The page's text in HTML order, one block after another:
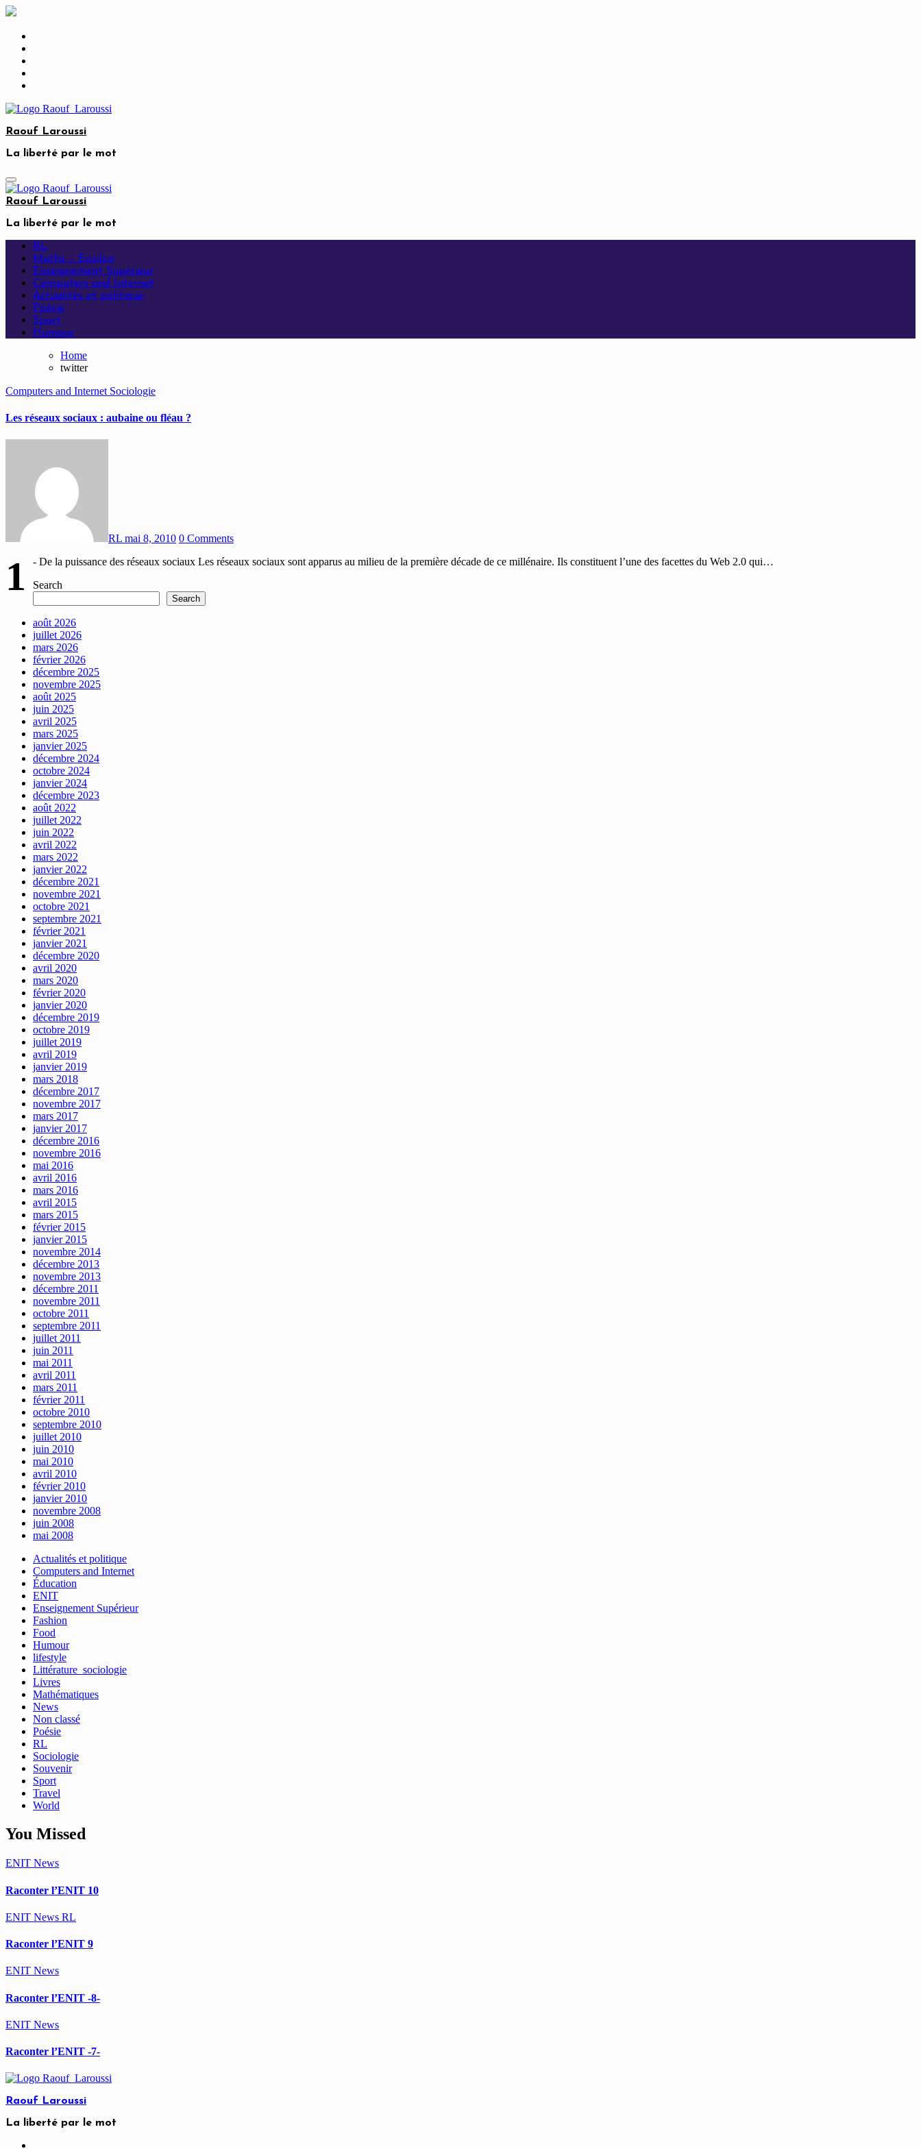
Skip
content
Raouf Laroussi
La liberté par le mot
Raouf Laroussi
La liberté par le mot
RL
Maths – Epsilon
Enseignement Supérieur
Computers and Internet
Actualités et politique
Poésie
Sport
Humour
Home
twitter
Computers and Internet Sociologie
Les réseaux sociaux : aubaine ou fléau ?
RL mai 8, 2010 0 Comments
1
- De la puissance des réseaux sociaux Les réseaux sociaux sont apparus au milieu de la première décade de ce millénaire. Ils constituent l’une des facettes du Web 2.0 qui…
Search
Search
août 2026
juillet 2026
mars 2026
février 2026
décembre 2025
novembre 2025
août 2025
juin 2025
avril 2025
mars 2025
janvier 2025
décembre 2024
octobre 2024
janvier 2024
décembre 2023
août 2022
juillet 2022
juin 2022
avril 2022
mars 2022
janvier 2022
décembre 2021
novembre 2021
octobre 2021
septembre 2021
février 2021
janvier 2021
décembre 2020
avril 2020
mars 2020
février 2020
janvier 2020
décembre 2019
octobre 2019
juillet 2019
avril 2019
janvier 2019
mars 2018
décembre 2017
novembre 2017
mars 2017
janvier 2017
décembre 2016
novembre 2016
mai 2016
avril 2016
mars 2016
avril 2015
mars 2015
février 2015
janvier 2015
novembre 2014
décembre 2013
novembre 2013
décembre 2011
novembre 2011
octobre 2011
septembre 2011
juillet 2011
juin 2011
mai 2011
avril 2011
mars 2011
février 2011
octobre 2010
septembre 2010
juillet 2010
juin 2010
mai 2010
avril 2010
février 2010
janvier 2010
novembre 2008
juin 2008
mai 2008
Actualités et politique
Computers and Internet
Éducation
ENIT
Enseignement Supérieur
Fashion
Food
Humour
lifestyle
Littérature_sociologie
Livres
Mathématiques
News
Non classé
Poésie
RL
Sociologie
Souvenir
Sport
Travel
World
You Missed
ENIT News
Raconter l’ENIT 10
ENIT News RL
Raconter l’ENIT 9
ENIT News
Raconter l’ENIT -8-
ENIT News
Raconter l’ENIT -7-
Raouf Laroussi
La liberté par le mot